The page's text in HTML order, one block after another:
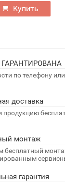
Купить
по телефону
доставка
продукцию
монтаж
бесплатный
гарантия